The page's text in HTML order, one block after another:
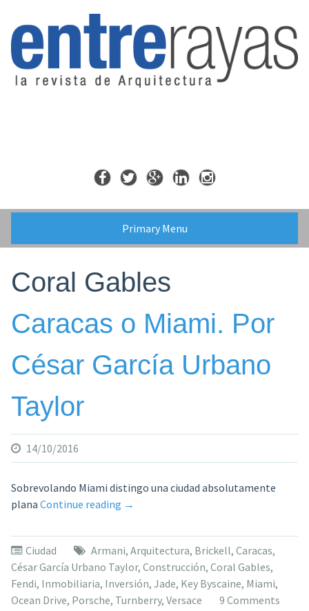
content
Primary Menu
Coral Gables
Caracas o Miami. Por
César García Urbano
Taylor
14/10/2016
Sobrevolando Miami distingo una ciudad absolutamente
plana Continue reading «Caracas
Miami.
Por
César
García
Urbano
→
Ciudad Armani, Arquitectura, Brickell, Caracas,
César García Urbano Taylor, Construcción, Coral Gables,
Fendi, Inmobiliaria, Inversión, Jade, Key Byscaine, Miami,
Ocean Drive, Porsche, Turnberry, Versace 9 Comments